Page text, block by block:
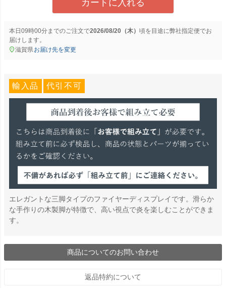
カートに入れる
本日 09時00分までのご注文で2026/08/20（木） に弊社指定便でお
届けします。
滋賀県お届け先を変更
輸入品 代引不可
エレガントな三脚タイプのファイヤーディスプレイです。滑らか
な手作りの木製脚が特徴で、高い視点で炎を楽しむことができま
す。
商品についてのお問い合わせ
返品特約について